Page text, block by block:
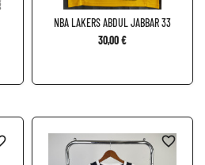
NBA LAKERS ABDUL JABBAR 33
30,00 €
favorite_border